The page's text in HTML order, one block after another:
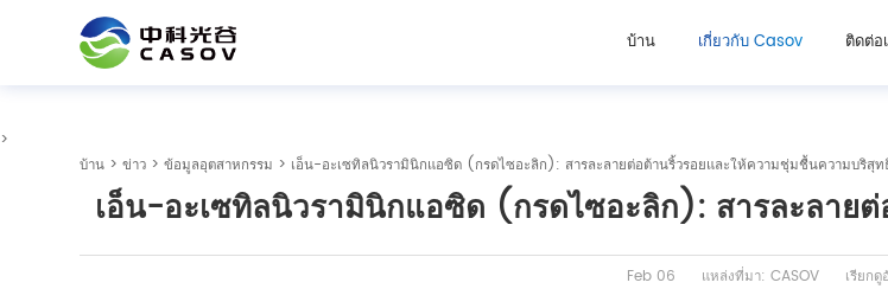
บ้าน เกี่ยวกับ Casov ติดต่อ
>
บ้าน >ข่าว >ข้อมูลอุตสาหกรรม > เอ็น-อะเซทิลนิวรามินิกแอซิด (กรดไซอะลิก): สารละลายต่อต้านริ้วรอยและให้ความชุ่มชื้นความบริสุท
เอ็น-อะเซทิลนิวรามินิกแอซิด (กรดไซอะลิก): สารละลาย
Feb 06 แหล่งที่มา: CASOV เรียก